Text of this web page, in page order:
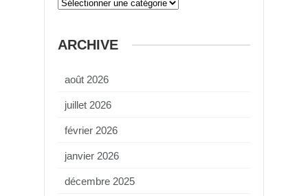
ARCHIVE
août 2026
juillet 2026
février 2026
janvier 2026
décembre 2025